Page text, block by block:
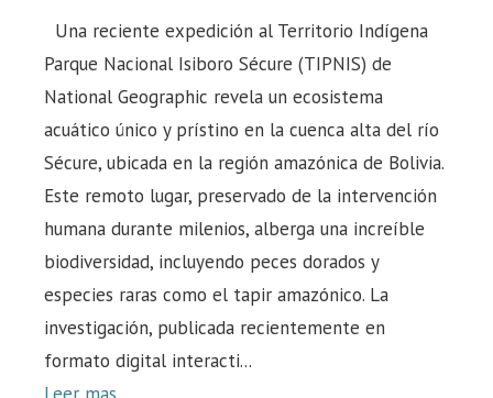
Una reciente expedición al Territorio Indígena
Parque Nacional Isiboro Sécure (TIPNIS) de
National Geographic revela un ecosistema
acuático único y prístino en la cuenca alta del río
Sécure, ubicada en la región amazónica de Bolivia.
Este remoto lugar, preservado de la intervención
humana durante milenios, alberga una increíble
biodiversidad, incluyendo peces dorados y
especies raras como el tapir amazónico. La
investigación, publicada recientemente en
formato digital interacti...